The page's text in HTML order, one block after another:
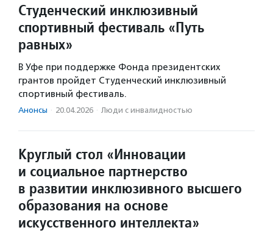
Студенческий инклюзивный
спортивный фестиваль «Путь
равных»
В Уфе при поддержке Фонда президентских
грантов пройдет Студенческий инклюзивный
спортивный фестиваль.
Анонсы · 20.04.2026 · Люди с инвалидностью
Круглый стол «Инновации
и социальное партнерство
в развитии инклюзивного высшего
образования на основе
искусственного интеллекта»